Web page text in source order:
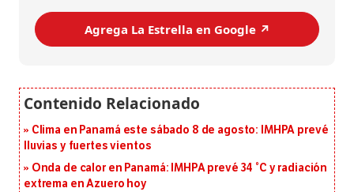
Agrega La Estrella en Google ↗️
Clima en Panamá este sábado 8 de agosto: IMHPA prevé
lluvias y fuertes vientos
Onda de calor en Panamá: IMHPA prevé 34 °C y radiación
extrema en Azuero hoy